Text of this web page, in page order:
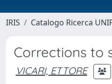
IRIS Catalogo Ricerca
Corrections to
VICARI, ETTORE